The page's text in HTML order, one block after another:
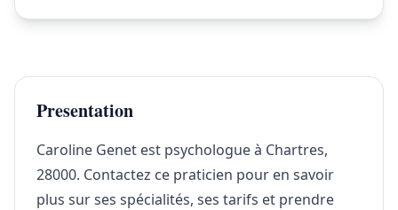
Presentation
Caroline Genet est psychologue à Chartres,
28000. Contactez ce praticien pour en savoir
plus sur ses spécialités, ses tarifs et prendre